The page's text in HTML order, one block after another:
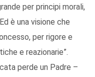
per principi morali,
è una visione che
per rigore e
e reazionarie”.
perde un Padre –